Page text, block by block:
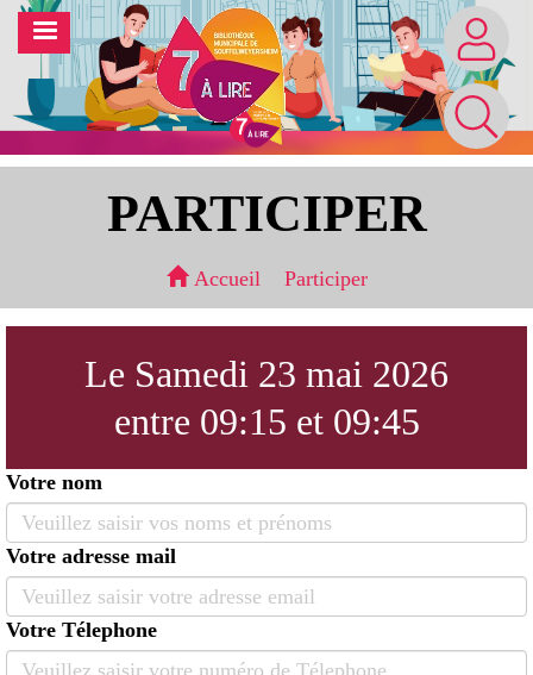
Aller
contenu
principal
MENU
PARTICIPER
Accueil Participer
Le Samedi 23 mai 2026
entre 09:15 et 09:45
Votre nom
Votre adresse mail
Votre Télephone